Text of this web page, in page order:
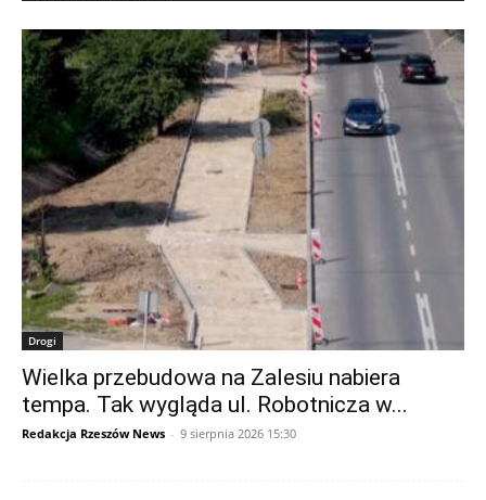
Drogi
Wielka przebudowa na Zalesiu nabiera
tempa. Tak wygląda ul. Robotnicza w...
Redakcja Rzeszów News - 9 sierpnia 2026 15:30